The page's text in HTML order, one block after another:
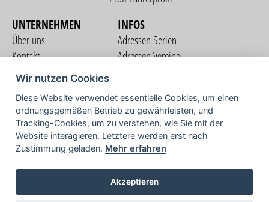
UNTERNEHMEN
Über uns
Kontakt
Nutzungsbedingungen
Datenschutzerklärung
Impressum
INFOS
Adressen Serien
Adressen Vereine
COMMUNITY
TV
Wir nutzen Cookies
Diese Website verwendet essentielle Cookies, um einen
ordnungsgemäßen Betrieb zu gewährleisten, und
Tracking-Cookies, um zu verstehen, wie Sie mit der
Website interagieren. Letztere werden erst nach
Zustimmung geladen. Mehr erfahren
Akzeptieren